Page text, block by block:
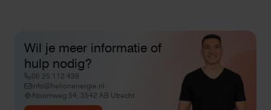
Wil je meer informatie of
hulp nodig?
06 25 112 439
info@helionenergie.nl
Atoomweg 54, 3542 AB Utrecht